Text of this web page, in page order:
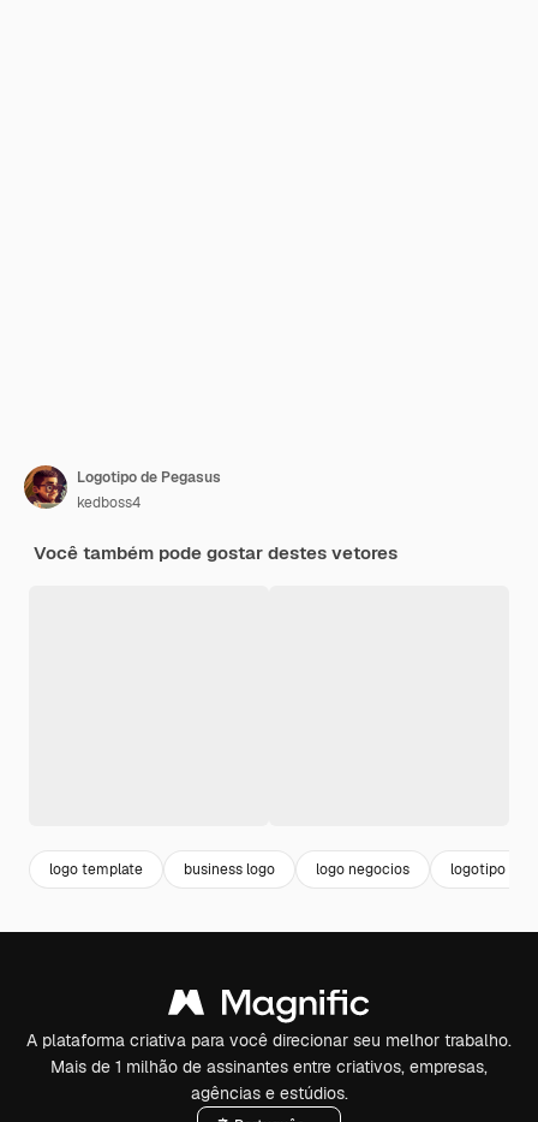
Logotipo de Pegasus
kedboss4
Você também pode gostar destes vetores
logo template business logo logo negocios logotipo
A plataforma criativa para você direcionar seu melhor trabalho.
Mais de 1 milhão de assinantes entre criativos, empresas,
agências e estúdios.